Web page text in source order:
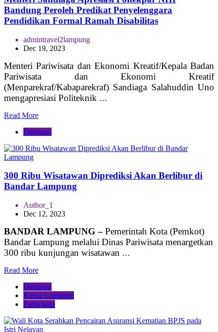
Bandung Peroleh Predikat Penyelenggara
Pendidikan Formal Ramah Disabilitas
admintravel2lampung
Dec 19, 2023
Menteri Pariwisata dan Ekonomi Kreatif/Kepala Badan
Pariwisata dan Ekonomi Kreatif
(Menparekraf/Kabaparekraf) Sandiaga Salahuddin Uno
mengapresiasi Politeknik …
Read More
Destinasi
300 Ribu Wisatawan Diprediksi Akan Berlibur di
Bandar Lampung
Author_1
Dec 12, 2023
BANDAR LAMPUNG – Pemerintah Kota (Pemkot)
Bandar Lampung melalui Dinas Pariwisata menargetkan
300 ribu kunjungan wisatawan …
Read More
Destinasi
Kabar Lampung
Pariwisata